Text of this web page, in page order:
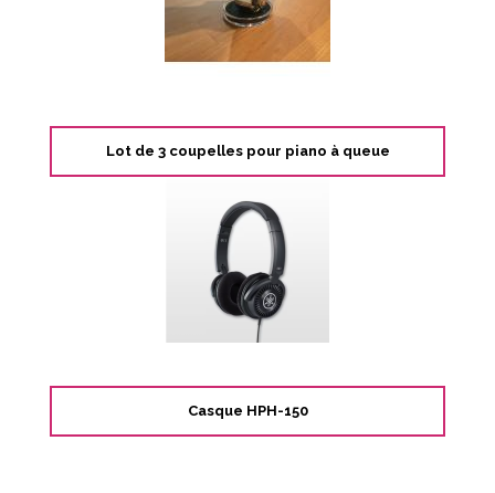
Lot de 3 coupelles pour piano à queue
Casque HPH-150